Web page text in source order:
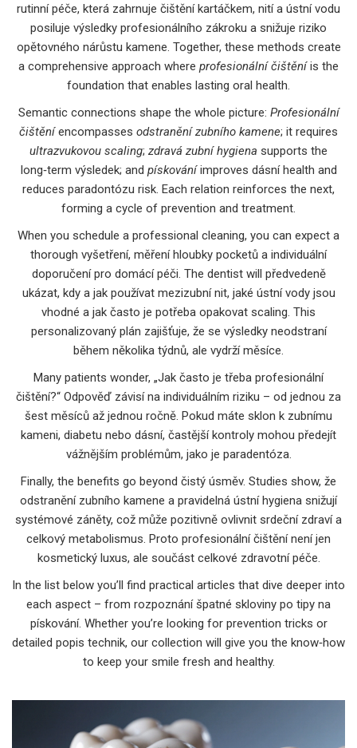
rutinní péče, která zahrnuje čištění kartáčkem, nití a ústní vodu
posiluje výsledky profesionálního zákroku a snižuje riziko
opětovného nárůstu kamene. Together, these methods create
a comprehensive approach where profesionální čištěníis the
foundation that enables lasting oral health.
Semantic connections shape the whole picture: Profesionální
čištěníencompasses odstranění zubního kamene; it requires
ultrazvukovou scaling; zdravá zubní hygiena supports the
long‑term výsledek; and pískováníimproves dásní health and
reduces paradontózu risk. Each relation reinforces the next,
forming a cycle of prevention and treatment.
When you schedule a professional cleaning, you can expect a
thorough vyšetření, měření hloubky pocketů a individuální
doporučení pro domácí péči. The dentist will předvedeně
ukázat, kdy a jak používat mezizubní nit, jaké ústní vody jsou
vhodné a jak často je potřeba opakovat scaling. This
personalizovaný plán zajišťuje, že se výsledky neodstraní
během několika týdnů, ale vydrží měsíce.
Many patients wonder, „Jak často je třeba profesionální
čištění?“ Odpověď závisí na individuálním riziku – od jednou za
šest měsíců až jednou ročně. Pokud máte sklon k zubnímu
kameni, diabetu nebo dásní, častější kontroly mohou předejít
vážnějším problémům, jako je paradentóza.
Finally, the benefits go beyond čistý úsměv. Studies show, že
odstranění zubního kamene a pravidelná ústní hygiena snižují
systémové záněty, což může pozitivně ovlivnit srdeční zdraví a
celkový metabolismus. Proto profesionální čištění není jen
kosmetický luxus, ale součást celkové zdravotní péče.
In the list below you’ll find practical articles that dive deeper into
each aspect – from rozpoznání špatné skloviny po tipy na
pískování. Whether you’re looking for prevention tricks or
detailed popis technik, our collection will give you the know‑how
to keep your smile fresh and healthy.